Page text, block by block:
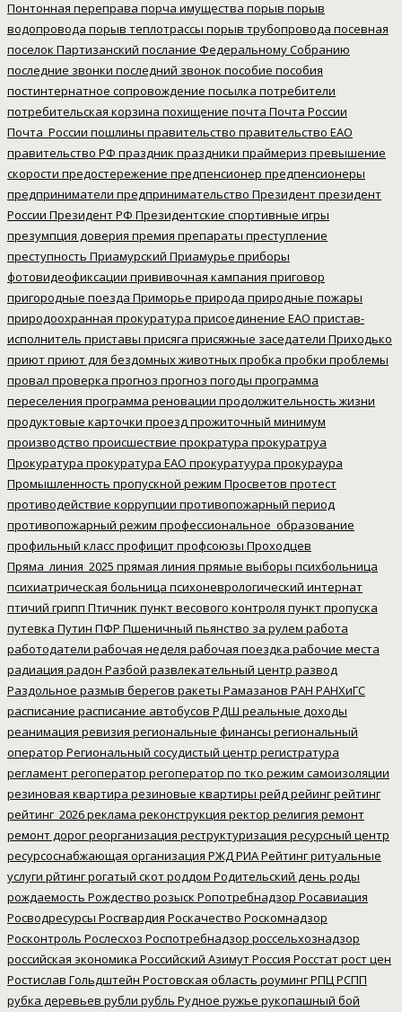
Понтонная переправа порча имущества порыв порыв
водопровода порыв теплотрассы порыв трубопровода посевная
поселок Партизанский послание Федеральному Собранию
последние звонки последний звонок пособие пособия
постинтернатное сопровождение посылка потребители
потребительская корзина похищение почта Почта России
Почта_России пошлины правительство правительство ЕАО
правительство РФ праздник праздники праймериз превышение
скорости предостережение предпенсионер предпенсионеры
предприниматели предпринимательство Президентпрезидент
России Президент РФ Президентские спортивные игры
презумпция доверия премия препараты преступление
преступность Приамурский Приамурье приборы
фотовидеофиксации прививочная кампания приговор
пригородные поезда Приморье природа природные пожары
природоохранная прокуратура присоединение ЕАО пристав-
исполнитель приставы присяга присяжные заседатели Приходько
приютприют для бездомных животныхпробка пробки проблемы
провал проверка прогноз прогноз погоды программа
переселения программа реновации продолжительность жизни
продуктовые карточки проездпрожиточный минимум
производство происшествие прократура прокуратруа
Прокуратура прокуратура ЕАО прокуратуура прокураура
Промышленность пропускной режим Просветов протест
противодействие коррупции противопожарный период
противопожарный режим профессиональное_образование
профильный класспрофицитпрофсоюзы Проходцев
Пряма_линия_2025 прямая линия прямые выборы психбольница
психиатрическая больница психоневрологический интернат
птичий грипп Птичник пункт весового контроля пункт пропуска
путевка Путин ПФР Пшеничный пьянство за рулем работа
работодатели рабочая неделя рабочая поездка рабочие места
радиация радон Разбой развлекательный центр развод
Раздольное размыв берегов ракеты Рамазанов РАН РАНХиГС
расписание расписание автобусов РДШ реальные доходы
реанимация ревизия региональные финансы региональный
оператор Региональный сосудистый центр регистратура
регламентрегоператор регоператор по тко режим самоизоляции
резиновая квартира резиновые квартиры рейдрейингрейтинг
рейтинг_2026реклама реконструкция ректор религия ремонт
ремонт дорогреорганизация реструктуризация ресурсный центр
ресурсоснабжающая организация РЖДРИА Рейтингритуальные
услуги рйтингрогатый скотроддом Родительский день роды
рождаемость Рождество розыск Ропотребнадзор Росавиация
Росводресурсы Росгвардия Роскачество Роскомнадзор
Росконтроль Рослесхоз Роспотребнадзор россельхознадзор
российская экономика Российский АзимутРоссия Росстатрост цен
Ростислав Гольдштейн Ростовская область роумингРПЦРСПП
рубка деревьев рубли рубль Рудное ружье рукопашный бой